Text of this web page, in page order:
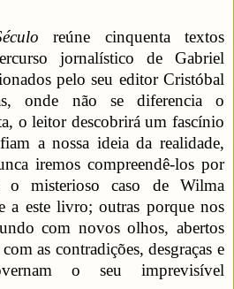
reúne cinquenta textos
jornalístico de Gabriel
pelo seu editor Cristóbal
onde não se diferencia o
o leitor descobrirá um fascínio
a nossa ideia da realidade,
iremos compreendê-los por
o misterioso caso de Wilma
a este livro; outras porque nos
com novos olhos, abertos
as contradições, desgraças e
o seu imprevisível